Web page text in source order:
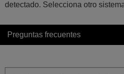
detectado. Selecciona otro
Preguntas frecuentes